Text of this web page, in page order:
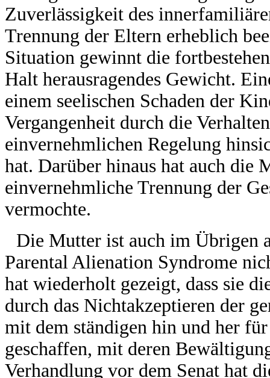
Zuverlässigkeit des
Trennung der Eltern erheblich
Situation gewinnt die
Halt herausragendes Gewicht.
einem seelischen Schaden der
Vergangenheit durch die
einvernehmlichen Regelung
hat. Darüber hinaus hat auch die
einvernehmliche Trennung der
vermochte.
Die Mutter ist auch im Übrigen
Parental Alienation Syndrome
hat wiederholt gezeigt, dass sie
durch das Nichtakzeptieren der
mit dem ständigen hin und her
geschaffen, mit deren
Verhandlung vor dem Senat hat